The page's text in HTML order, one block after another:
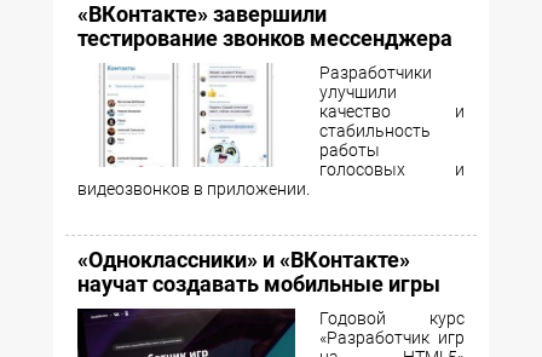
«ВКонтакте» завершили
тестирование звонков мессенджера
Разработчики
улучшили
качество и
стабильность
работы
голосовых и
видеозвонков в приложении.
«Одноклассники» и «ВКонтакте»
научат создавать мобильные игры
Годовой курс
«Разработчик игр